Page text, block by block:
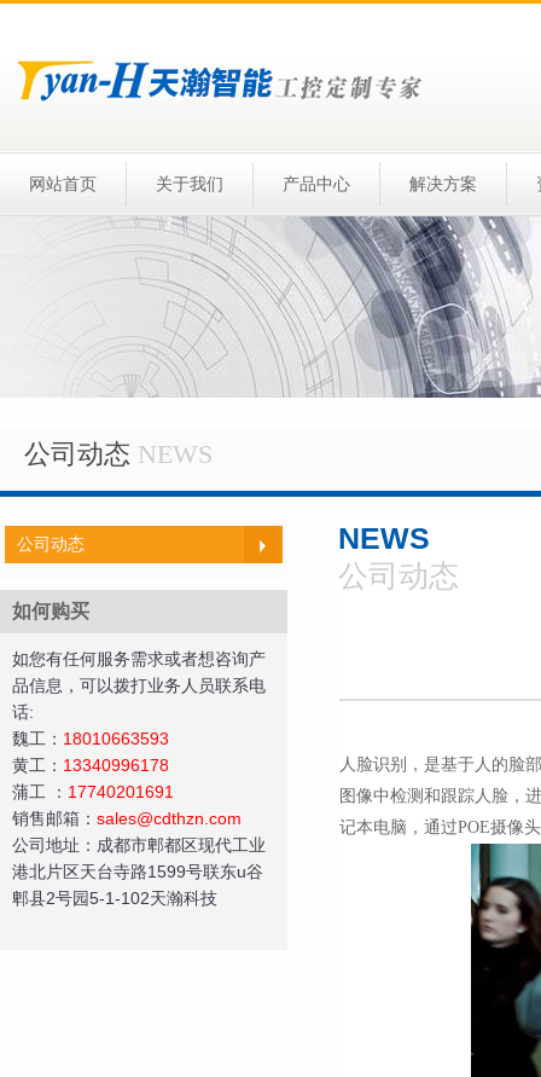
网站首页 关于我们 产品中心 解决方案
公司动态 NEWS
公司动态
如何购买
如您有任何服务需求或者想咨询产
品信息，可以拨打业务人员联系电
话:
魏工： 18010663593
黄工 ： 13340996178
蒲工
： 17740201691
销售邮箱： sales@cdthzn.com
公司地址：成都市郫都区现代工业
港北片区天台寺路1599号联东u谷
郫县2号园5-1-102天瀚科技
NEWS
公司动态
人脸识别，是基于人的脸
图像中检测和跟踪人脸，
记本电脑，通过POE摄像